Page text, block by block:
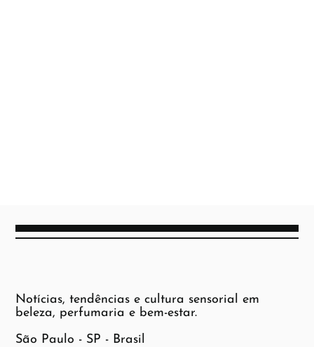
Notícias, tendências e cultura sensorial em
beleza, perfumaria e bem-estar.
São Paulo - SP - Brasil